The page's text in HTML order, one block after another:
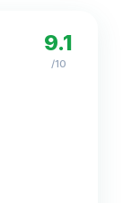
9.1
/10